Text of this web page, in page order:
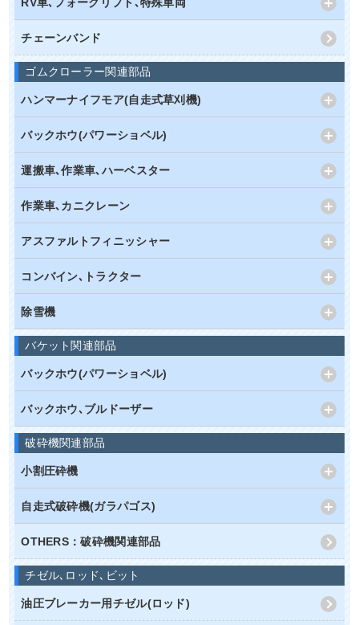
チェーンバンド
ゴムクローラー関連部品
ハンマーナイフモア(自走式草刈機)
バックホウ(パワーショベル)
運搬車､作業車､ハーベスター
作業車､カニクレーン
アスファルトフィニッシャー
コンバイン､トラクター
除雪機
バケット関連部品
バックホウ(パワーショベル)
バックホウ､ブルドーザー
破砕機関連部品
小割圧砕機
自走式破砕機(ガラパゴス)
OTHERS：破砕機関連部品
チゼル､ロッド､ビット
油圧ブレーカー用チゼル(ロッド)